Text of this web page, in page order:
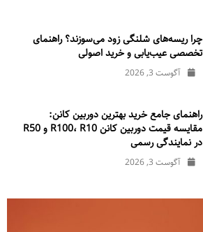
چرا ریسه‌های شلنگی زود می‌سوزند؟ راهنمای
تخصصی عیب‌یابی و خرید اصولی
آگوست 3, 2026
راهنمای جامع خرید بهترین دوربین کانن:
مقایسه قیمت دوربین کانن R100، R10 و R50
در نمایندگی رسمی
آگوست 3, 2026